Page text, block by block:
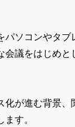
ソコンやタ
議をはじめ
が進む背景
す。